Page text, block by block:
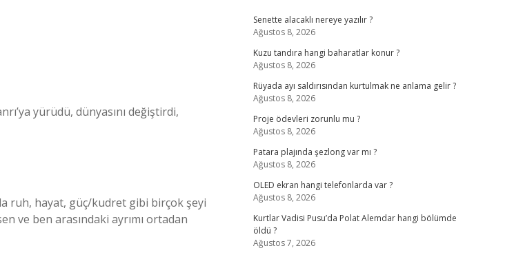
yürüdü, dünyasını değiştirdi,
ruh, hayat, güç/kudret gibi birçok şeyi
ve ben arasındaki ayrımı ortadan
Senette alacaklı nereye yazılır ?
Ağustos 8, 2026
Kuzu tandıra hangi baharatlar konur ?
Ağustos 8, 2026
Rüyada ayı saldırısından kurtulmak ne anlama gelir ?
Ağustos 8, 2026
Proje ödevleri zorunlu mu ?
Ağustos 8, 2026
Patara plajında şezlong var mı ?
Ağustos 8, 2026
OLED ekran hangi telefonlarda var ?
Ağustos 8, 2026
Kurtlar Vadisi Pusu’da Polat Alemdar hangi bölümde
öldü ?
Ağustos 7, 2026